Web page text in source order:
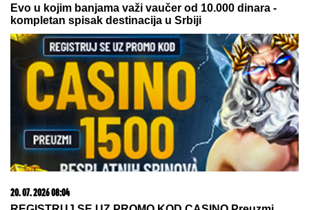
05. 08. 2026 06:45
Šta dete nasleđuje od oca, a šta od majke? Sve što
treba da znate o genetici